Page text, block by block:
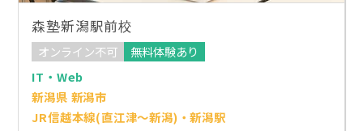
森塾新潟駅前校
オンライン不可
無料体験あり
IT・Web
新潟県 新潟市
JR信越本線(直江津～新潟)・新潟駅